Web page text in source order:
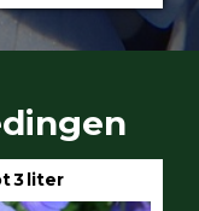
3 liter